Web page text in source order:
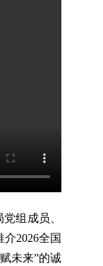
组成员、
2026全国
未来”的诚